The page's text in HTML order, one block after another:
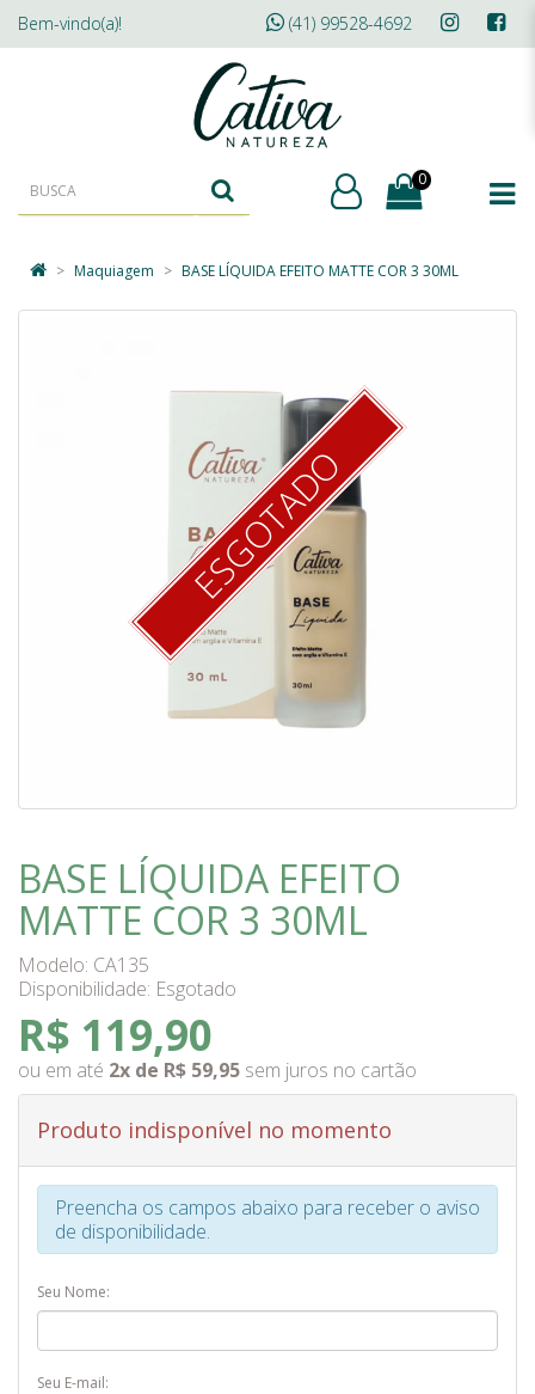
Bem-vindo(a)! (41) 99528-4692
0
Maquiagem BASE LÍQUIDA EFEITO MATTE COR 3 30ML
ESGOTADO
BASE LÍQUIDA EFEITO
MATTE COR 3 30ML
Modelo: CA135
Disponibilidade: Esgotado
R$ 119,90
ou em até 2x de R$ 59,95 sem juros no cartão
Produto indisponível no momento
Preencha os campos abaixo para receber o aviso
de disponibilidade.
Seu Nome:
Seu E-mail: